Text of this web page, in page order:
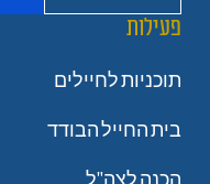
פעילות
תוכניות לחיילים
בית החייל הבודד
הכנה לצה"ל